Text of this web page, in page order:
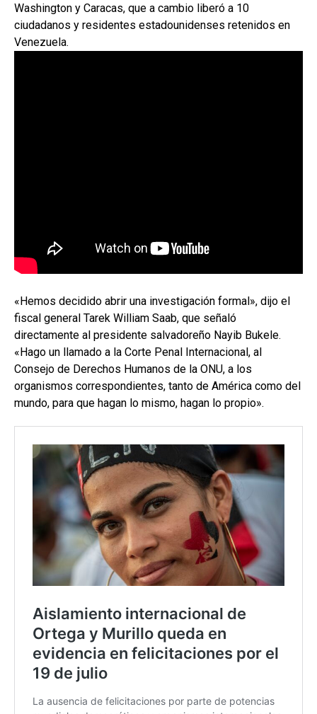
Washington y Caracas, que a cambio liberó a 10
ciudadanos y residentes estadounidenses retenidos en
Venezuela.
«Hemos decidido abrir una investigación formal», dijo el
fiscal general Tarek William Saab, que señaló
directamente al presidente salvadoreño Nayib Bukele.
«Hago un llamado a la Corte Penal Internacional, al
Consejo de Derechos Humanos de la ONU, a los
organismos correspondientes, tanto de América como del
mundo, para que hagan lo mismo, hagan lo propio».